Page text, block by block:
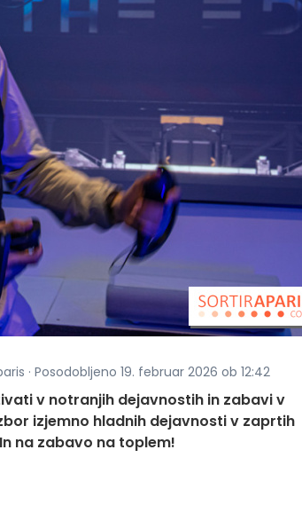
· Posodobljeno 19. februar 2026 ob 12:42
v notranjih dejavnostih in zabavi v
izjemno hladnih dejavnosti v zaprtih
na zabavo na toplem!